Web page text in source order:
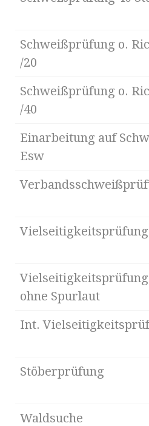
Schweißprüfung o.
/20
Schweißprüfung o.
/40
Einarbeitung auf
Esw
Vielseitigkeitsprüfung
Vielseitigkeitsprüfung
ohne Spurlaut
Int.
Stöberprüfung
Waldsuche